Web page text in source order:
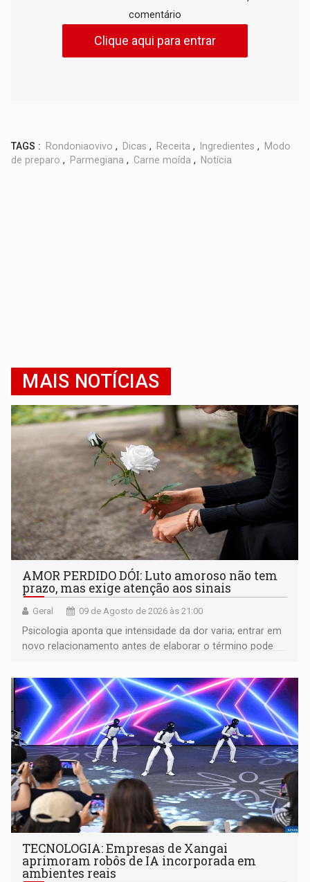
comentário
Clique aqui para entrar
TAGS : Rondoniaovivo , Dicas , Receita , Ingredientes ,
Modo
de preparo , Parmegiana , Carne moída , Notícia
MAIS NOTÍCIAS
AMOR PERDIDO DÓI: Luto amoroso não tem
prazo, mas exige atenção aos sinais
Geral 09 de Agosto de 2026 às 21:00
Psicologia aponta que intensidade da dor varia; entrar em
novo relacionamento antes de elaborar o término pode
TECNOLOGIA: Empresas de Xangai
aprimoram robôs de IA incorporada em
ambientes reais